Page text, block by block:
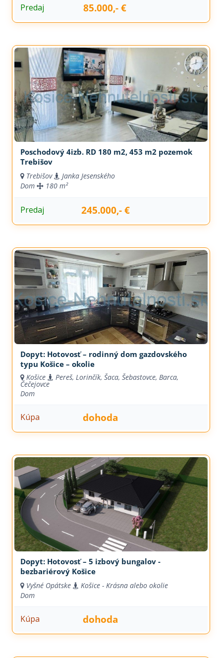
Predaj 85.000,- €
Poschodový 4izb. RD 180 m2, 453 m2 pozemok
Trebišov
Trebišov
Janka Jesenského
Dom
180 m²
Predaj 245.000,- €
Dopyt: Hotovosť – rodinný dom gazdovského
typu Košice – okolie
Košice Pereš, Lorinčík, Šaca, Šebastovce, Barca,
Čečejovce
Dom
Kúpa dohoda
Dopyt: Hotovosť – 5 izbový bungalov -
bezbariérový Košice
Vyšné Opátske
Košice - Krásna alebo okolie
Dom
Kúpa dohoda